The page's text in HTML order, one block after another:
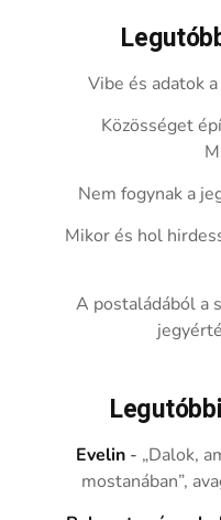
Vibe és adatok
Közösséget
Nem fogynak a
Mikor és hol
A postaládából a
Evelin - „Dalok,
mostanában”,